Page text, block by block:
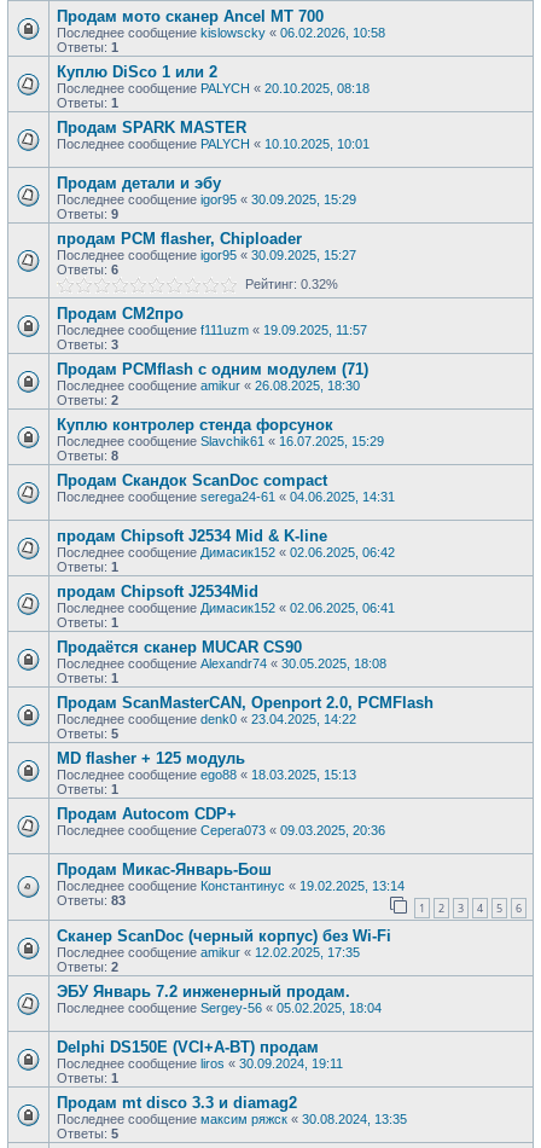
Продам мото сканер Ancel MT 700
Последнее сообщение kislowscky « 06.02.2026, 10:58
Ответы: 1
Куплю DiSco 1 или 2
Последнее сообщение PALYCH « 20.10.2025, 08:18
Ответы: 1
Продам SPARK MASTER
Последнее сообщение PALYCH « 10.10.2025, 10:01
Продам детали и эбу
Последнее сообщение igor95 « 30.09.2025, 15:29
Ответы: 9
продам PCM flasher, Chiploader
Последнее сообщение igor95 « 30.09.2025, 15:27
Ответы: 6
Рейтинг: 0.32%
Продам СМ2про
Последнее сообщение f111uzm « 19.09.2025, 11:57
Ответы: 3
Продам PCMflash с одним модулем (71)
Последнее сообщение amikur « 26.08.2025, 18:30
Ответы: 2
Куплю контролер стенда форсунок
Последнее сообщение Slavchik61 « 16.07.2025, 15:29
Ответы: 8
Продам Скандок ScanDoc compact
Последнее сообщение serega24-61 « 04.06.2025, 14:31
продам Chipsoft J2534 Mid & K-line
Последнее сообщение Димасик152 « 02.06.2025, 06:42
Ответы: 1
продам Chipsoft J2534Mid
Последнее сообщение Димасик152 « 02.06.2025, 06:41
Ответы: 1
Продаётся сканер MUCAR CS90
Последнее сообщение Alexandr74 « 30.05.2025, 18:08
Ответы: 1
Продам ScanMasterCAN, Openport 2.0, PCMFlash
Последнее сообщение denk0 « 23.04.2025, 14:22
Ответы: 5
MD flasher + 125 модуль
Последнее сообщение ego88 « 18.03.2025, 15:13
Ответы: 1
Продам Autocom CDP+
Последнее сообщение Серега073 « 09.03.2025, 20:36
Продам Микас-Январь-Бош
Последнее сообщение Константинус « 19.02.2025, 13:14
Ответы: 83 1 2 3 4 5 6
Сканер ScanDoc (черный корпус) без Wi-Fi
Последнее сообщение amikur « 12.02.2025, 17:35
Ответы: 2
ЭБУ Январь 7.2 инженерный продам.
Последнее сообщение Sergey-56 « 05.02.2025, 18:04
Delphi DS150E (VCI+A-BT) продам
Последнее сообщение liros « 30.09.2024, 19:11
Ответы: 1
Продам mt disco 3.3 и diamag2
Последнее сообщение максим ряжск « 30.08.2024, 13:35
Ответы: 5